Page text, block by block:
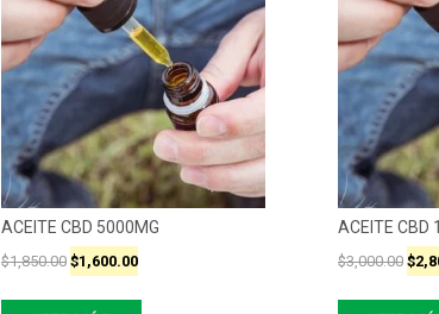
ACEITE CBD 5000MG
$1,850.00 $1,600.00
ACEITE CBD
$3,000.00 $